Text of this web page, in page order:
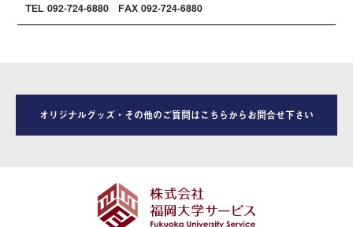
TEL 092-724-6880 FAX 092-724-6880
オリジナルグッズ・その他のご質問はこちらからお問合せ下さい